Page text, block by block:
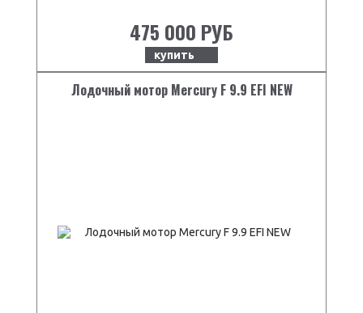
475 000 РУБ
купить
Лодочный мотор Mercury F 9.9 EFI NEW